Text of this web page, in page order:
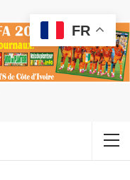
FR